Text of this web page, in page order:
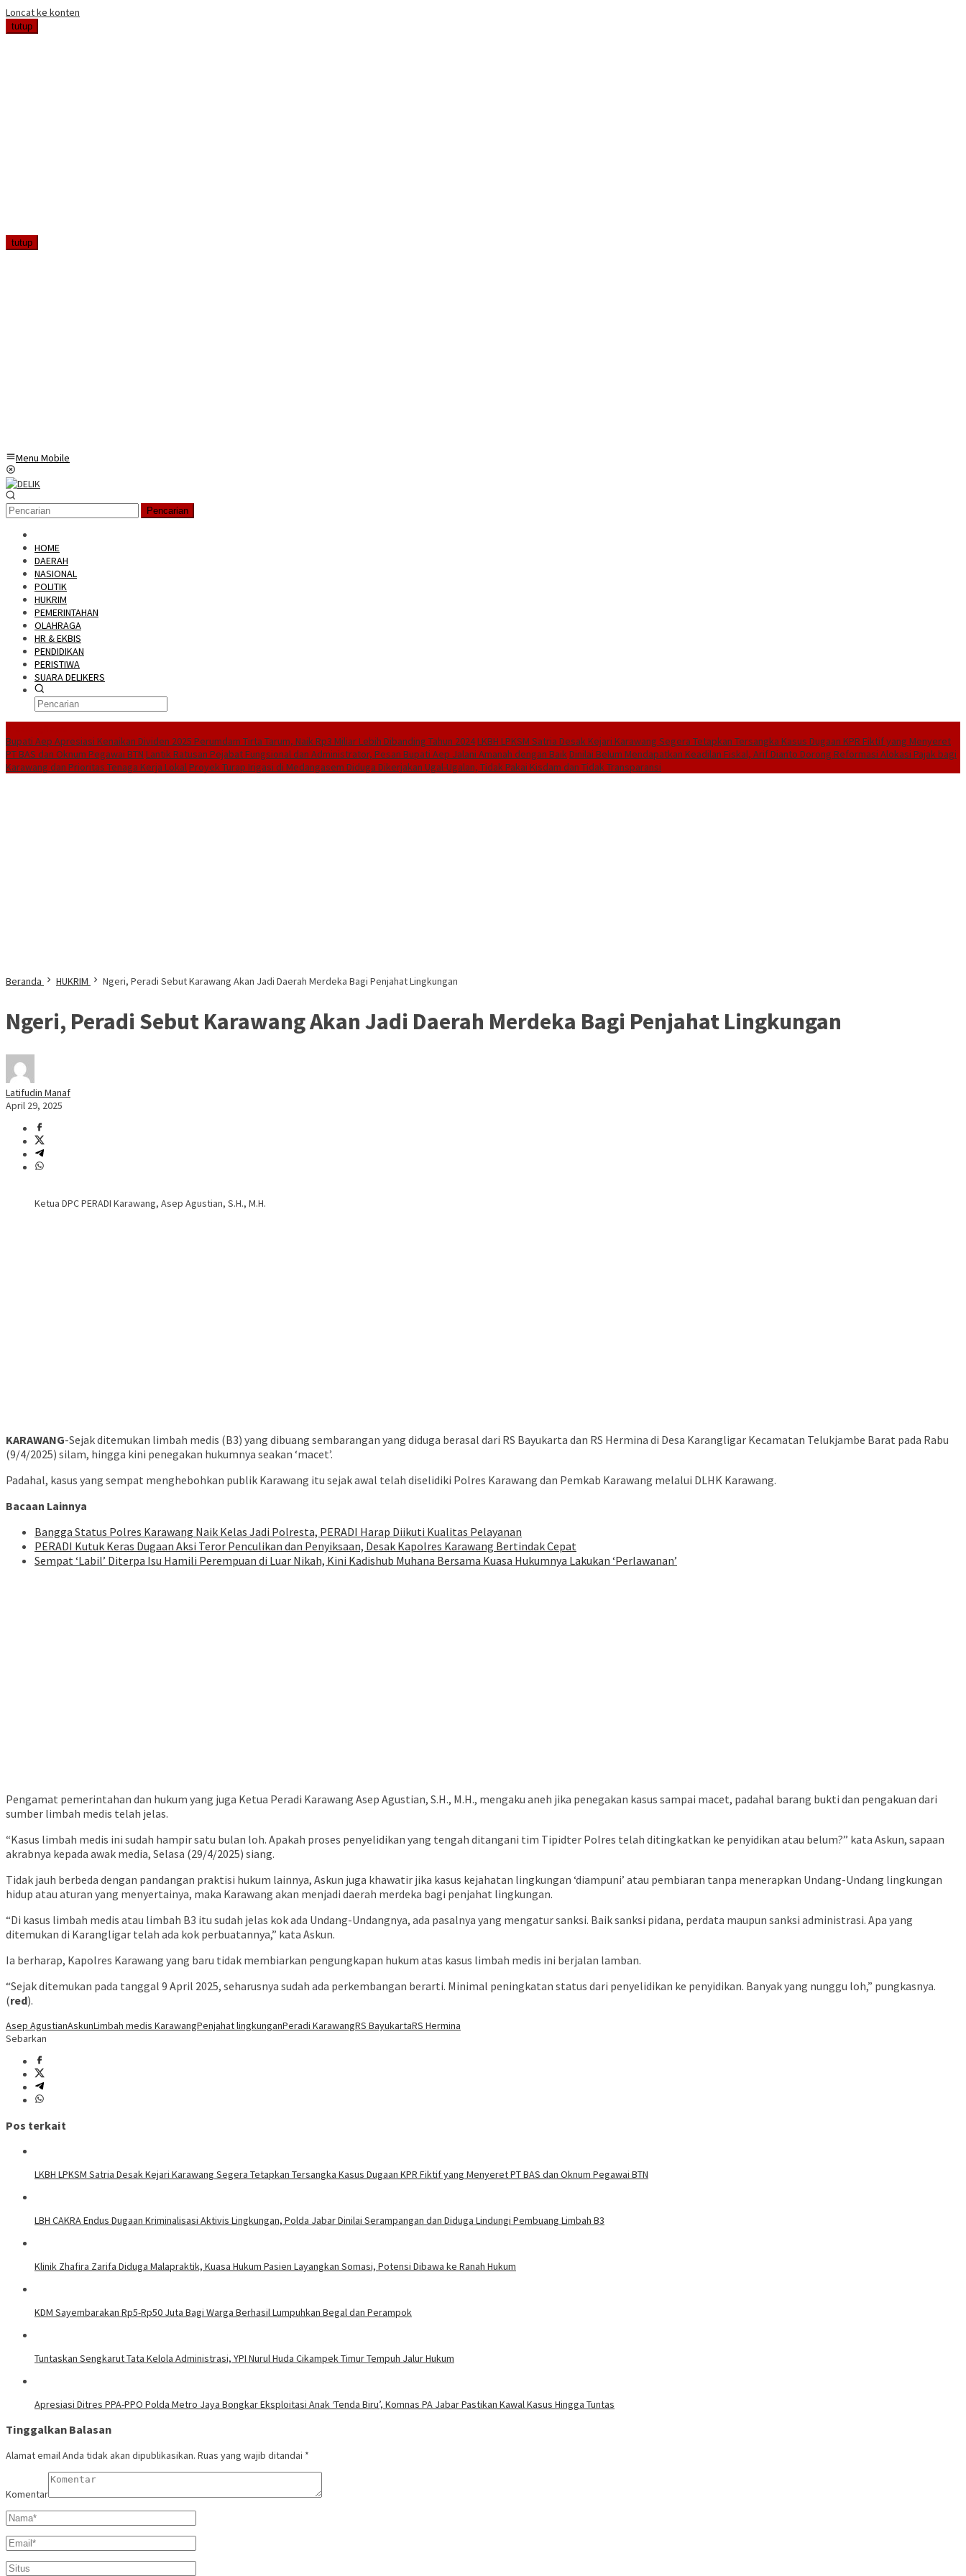
Loncat ke konten
tutup
tutup
Menu Mobile
Pencarian
HOME
DAERAH
NASIONAL
POLITIK
HUKRIM
PEMERINTAHAN
OLAHRAGA
HR & EKBIS
PENDIDIKAN
PERISTIWA
SUARA DELIKERS
Bupati Aep Apresiasi Kenaikan Dividen 2025 Perumdam Tirta Tarum, Naik Rp3 Miliar Lebih Dibanding Tahun 2024LKBH LPKSM Satria Desak Kejari Karawang Segera Tetapkan Tersangka Kasus Dugaan KPR Fiktif yang Menyeret
PT BAS dan Oknum Pegawai BTN Lantik Ratusan Pejabat Fungsional dan Administrator, Pesan Bupati Aep Jalani Amanah dengan BaikDinilai Belum Mendapatkan Keadilan Fiskal, Arif Dianto Dorong Reformasi Alokasi Pajak bagi
Karawang dan Prioritas Tenaga Kerja LokalProyek Turap Irigasi di Medangasem Diduga Dikerjakan Ugal-Ugalan, Tidak Pakai Kisdam dan Tidak Transparansi
Beranda HUKRIM Ngeri, Peradi Sebut Karawang Akan Jadi Daerah Merdeka Bagi Penjahat Lingkungan
Ngeri, Peradi Sebut Karawang Akan Jadi Daerah Merdeka Bagi Penjahat Lingkungan
Latifudin Manaf
April 29, 2025
Ketua DPC PERADI Karawang, Asep Agustian, S.H., M.H.
KARAWANG-Sejak ditemukan limbah medis (B3) yang dibuang sembarangan yang diduga berasal dari RS Bayukarta dan RS Hermina di Desa Karangligar Kecamatan Telukjambe Barat pada Rabu
(9/4/2025) silam, hingga kini penegakan hukumnya seakan ‘macet’.
Padahal, kasus yang sempat menghebohkan publik Karawang itu sejak awal telah diselidiki Polres Karawang dan Pemkab Karawang melalui DLHK Karawang.
Bacaan Lainnya
Bangga Status Polres Karawang Naik Kelas Jadi Polresta, PERADI Harap Diikuti Kualitas Pelayanan
PERADI Kutuk Keras Dugaan Aksi Teror Penculikan dan Penyiksaan, Desak Kapolres Karawang Bertindak Cepat
Sempat ‘Labil’ Diterpa Isu Hamili Perempuan di Luar Nikah, Kini Kadishub Muhana Bersama Kuasa Hukumnya Lakukan ‘Perlawanan’
Pengamat pemerintahan dan hukum yang juga Ketua Peradi Karawang Asep Agustian, S.H., M.H., mengaku aneh jika penegakan kasus sampai macet, padahal barang bukti dan pengakuan dari
sumber limbah medis telah jelas.
“Kasus limbah medis ini sudah hampir satu bulan loh. Apakah proses penyelidikan yang tengah ditangani tim Tipidter Polres telah ditingkatkan ke penyidikan atau belum?” kata Askun, sapaan
akrabnya kepada awak media, Selasa (29/4/2025) siang.
Tidak jauh berbeda dengan pandangan praktisi hukum lainnya, Askun juga khawatir jika kasus kejahatan lingkungan ‘diampuni’ atau pembiaran tanpa menerapkan Undang-Undang lingkungan
hidup atau aturan yang menyertainya, maka Karawang akan menjadi daerah merdeka bagi penjahat lingkungan.
“Di kasus limbah medis atau limbah B3 itu sudah jelas kok ada Undang-Undangnya, ada pasalnya yang mengatur sanksi. Baik sanksi pidana, perdata maupun sanksi administrasi. Apa yang
ditemukan di Karangligar telah ada kok perbuatannya,” kata Askun.
Ia berharap, Kapolres Karawang yang baru tidak membiarkan pengungkapan hukum atas kasus limbah medis ini berjalan lamban.
“Sejak ditemukan pada tanggal 9 April 2025, seharusnya sudah ada perkembangan berarti. Minimal peningkatan status dari penyelidikan ke penyidikan. Banyak yang nunggu loh,” pungkasnya.
(red).
Asep AgustianAskunLimbah medis KarawangPenjahat lingkunganPeradi KarawangRS BayukartaRS Hermina
Sebarkan
Pos terkait
LKBH LPKSM Satria Desak Kejari Karawang Segera Tetapkan Tersangka Kasus Dugaan KPR Fiktif yang Menyeret PT BAS dan Oknum Pegawai BTN
LBH CAKRA Endus Dugaan Kriminalisasi Aktivis Lingkungan, Polda Jabar Dinilai Serampangan dan Diduga Lindungi Pembuang Limbah B3
Klinik Zhafira Zarifa Diduga Malapraktik, Kuasa Hukum Pasien Layangkan Somasi, Potensi Dibawa ke Ranah Hukum
KDM Sayembarakan Rp5-Rp50 Juta Bagi Warga Berhasil Lumpuhkan Begal dan Perampok
Tuntaskan Sengkarut Tata Kelola Administrasi, YPI Nurul Huda Cikampek Timur Tempuh Jalur Hukum
Apresiasi Ditres PPA-PPO Polda Metro Jaya Bongkar Eksploitasi Anak ‘Tenda Biru’, Komnas PA Jabar Pastikan Kawal Kasus Hingga Tuntas
Tinggalkan Balasan
Alamat email Anda tidak akan dipublikasikan. Ruas yang wajib ditandai *
Komentar